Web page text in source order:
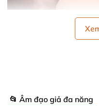
điều khiển qua app
📂 Âm đạo giả đa năng